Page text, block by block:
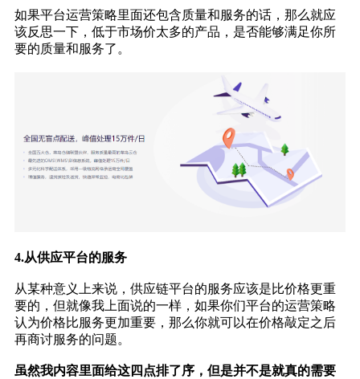
如果平台运营策略里面还包含质量和服务的话，那么就应
该反思一下，低于市场价太多的产品，是否能够满足你所
要的质量和服务了。
4.从供应平台的服务
从某种意义上来说，供应链平台的服务应该是比价格更重
要的，但就像我上面说的一样，如果你们平台的运营策略
认为价格比服务更加重要，那么你就可以在价格敲定之后
再商讨服务的问题。
虽然我内容里面给这四点排了序，但是并不是就真的需要